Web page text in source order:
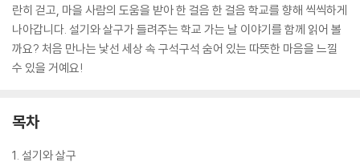
란히 걷고, 마을 사람의 도움을 받아 한 걸음 한 걸음 학교를 향해 씩씩하게
나아갑니다. 설기와 살구가 들려주는 학교 가는 날 이야기를 함께 읽어 볼
까요? 처음 만나는 낯선 세상 속 구석구석 숨어 있는 따뜻한 마음을 느낄
수 있을 거예요!
목차
1. 설기와 살구